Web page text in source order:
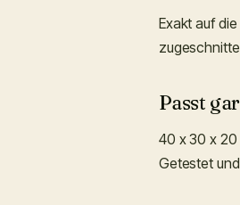
Exakt auf
Passt
40 x 30 x
Getestet